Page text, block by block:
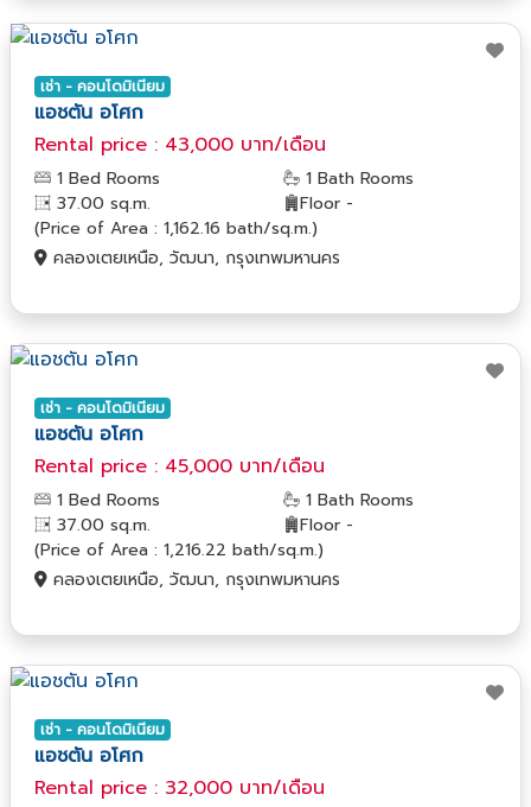
เช่า - คอนโดมิเนียม
แอชตัน อโศก
Rental price : 43,000 บาท/เดือน
1 Bed Rooms
1 Bath Rooms
37.00 sq.m.
Floor -
(Price of Area : 1,162.16 bath/sq.m.)
คลองเตยเหนือ, วัฒนา, กรุงเทพมหานคร
เช่า - คอนโดมิเนียม
แอชตัน อโศก
Rental price : 45,000 บาท/เดือน
1 Bed Rooms
1 Bath Rooms
37.00 sq.m.
Floor -
(Price of Area : 1,216.22 bath/sq.m.)
คลองเตยเหนือ, วัฒนา, กรุงเทพมหานคร
เช่า - คอนโดมิเนียม
แอชตัน อโศก
Rental price : 32,000 บาท/เดือน